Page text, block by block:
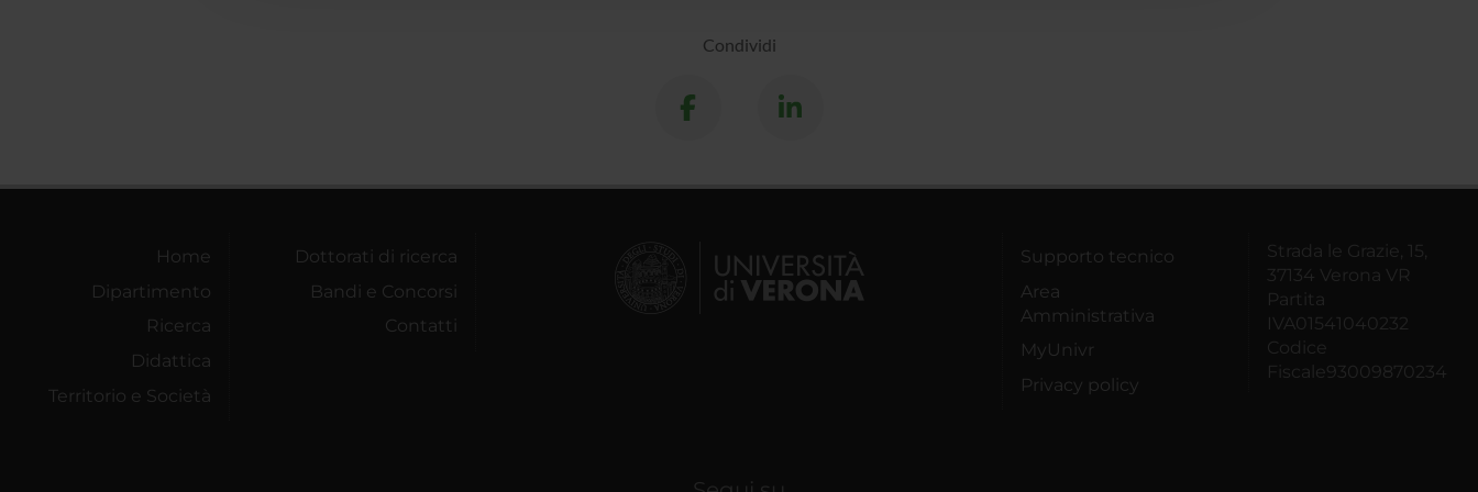
Condividi
Home
Dipartimento
Ricerca
Didattica
Territorio e Società
Dottorati di ricerca
Bandi e Concorsi
Contatti
Supporto tecnico
Area
Amministrativa
MyUnivr
Privacy policy
Strada le Grazie, 15,
37134 Verona VR
Partita
IVA01541040232
Codice
Fiscale93009870234